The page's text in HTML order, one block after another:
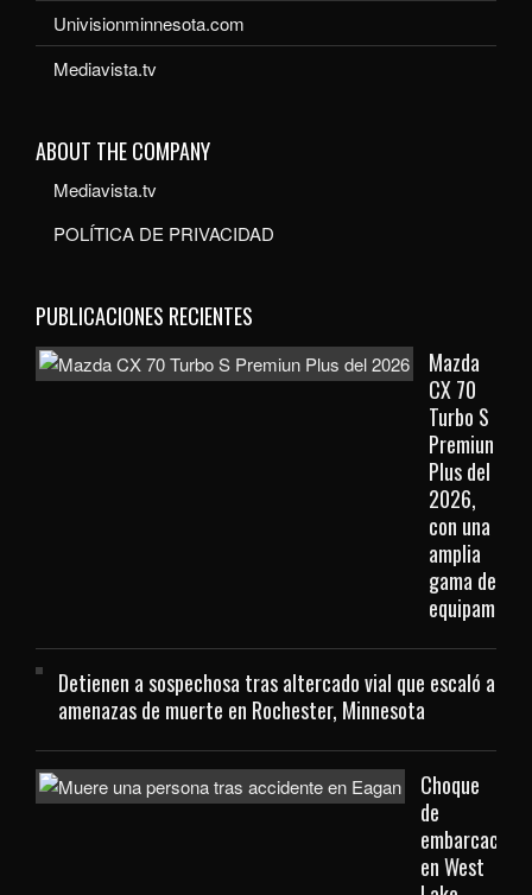
Univisionminnesota.com
Mediavista.tv
ABOUT THE COMPANY
Mediavista.tv
POLÍTICA DE PRIVACIDAD
PUBLICACIONES RECIENTES
Mazda
CX 70
Turbo S
Premiun
Plus del
2026,
con una
amplia
gama de
Detienen a sospechosa tras altercado vial que escaló a
amenazas de muerte en Rochester, Minnesota
Choque
de
en West